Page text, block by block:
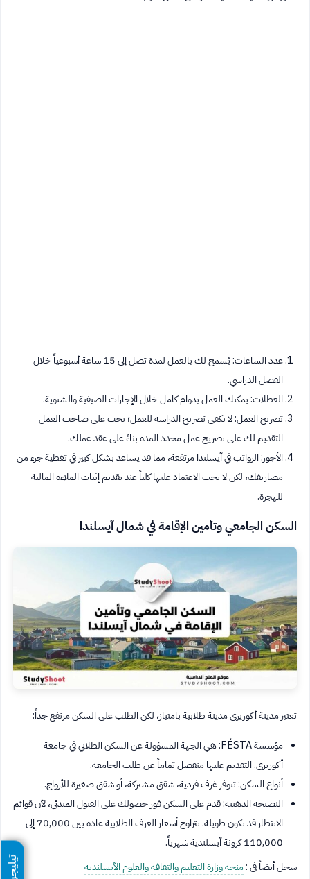
عدد الساعات: يُسمح لك بالعمل لمدة تصل إلى 15 ساعة أسبوعياً خلال
الفصل الدراسي.
العطلات: يمكنك العمل بدوام كامل خلال الإجازات الصيفية والشتوية.
تصريح العمل: لا يكفي تصريح الدراسة للعمل؛ يجب على صاحب العمل
التقديم لك على تصريح عمل محدد المدة بناءً على عقد عملك.
الأجور: الرواتب في آيسلندا مرتفعة، مما قد يساعد بشكل كبير في تغطية جزء من
مصاريفك، لكن لا يجب الاعتماد عليها كلياً عند تقديم إثبات الملاءة المالية
للهجرة.
السكن الجامعي وتأمين الإقامة في شمال آيسلندا
تعتبر مدينة أكوريري مدينة طلابية بامتياز، لكن الطلب على السكن مرتفع جداً:
مؤسسة FÉSTA: هي الجهة المسؤولة عن السكن الطلابي في جامعة
أكوريري. التقديم عليها منفصل تماماً عن طلب الجامعة.
أنواع السكن: تتوفر غرف فردية، شقق مشتركة، أو شقق صغيرة للأزواج.
النصيحة الذهبية: قدم على السكن فور حصولك على القبول المبدئي، لأن قوائم
الانتظار قد تكون طويلة. تتراوح أسعار الغرف الطلابية عادة بين 70,000 إلى
110,000 كرونة آيسلندية شهرياً.
سجل أيضاً في :منحة وزارة التعليم والثقافة والعلوم الآيسلندية